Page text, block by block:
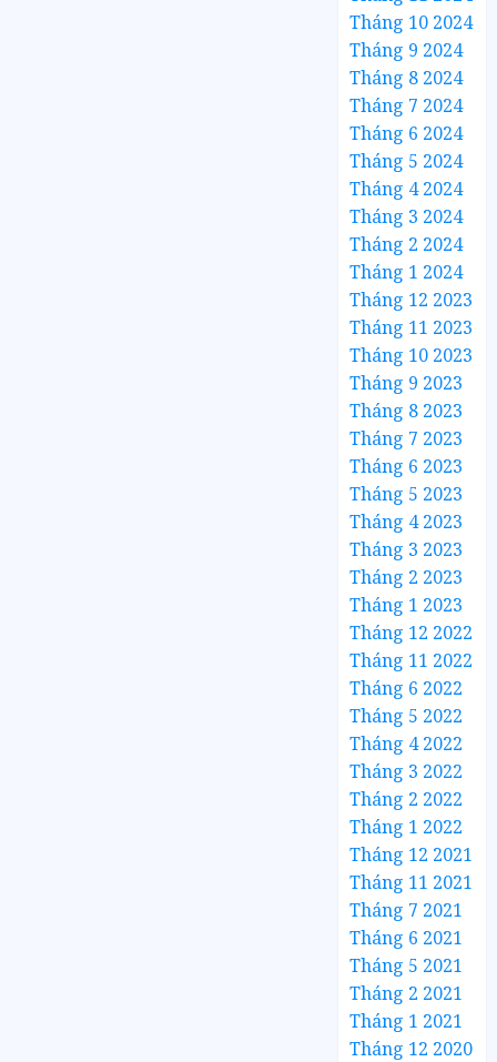
Tháng 10 2024
Tháng 9 2024
Tháng 8 2024
Tháng 7 2024
Tháng 6 2024
Tháng 5 2024
Tháng 4 2024
Tháng 3 2024
Tháng 2 2024
Tháng 1 2024
Tháng 12 2023
Tháng 11 2023
Tháng 10 2023
Tháng 9 2023
Tháng 8 2023
Tháng 7 2023
Tháng 6 2023
Tháng 5 2023
Tháng 4 2023
Tháng 3 2023
Tháng 2 2023
Tháng 1 2023
Tháng 12 2022
Tháng 11 2022
Tháng 6 2022
Tháng 5 2022
Tháng 4 2022
Tháng 3 2022
Tháng 2 2022
Tháng 1 2022
Tháng 12 2021
Tháng 11 2021
Tháng 7 2021
Tháng 6 2021
Tháng 5 2021
Tháng 2 2021
Tháng 1 2021
Tháng 12 2020